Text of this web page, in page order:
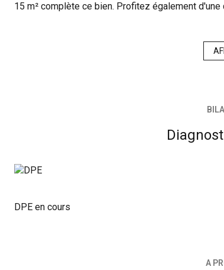
15 m² complète ce bien. Profitez également
Les informations sur les risques auxquels ce
DPE en cours
A